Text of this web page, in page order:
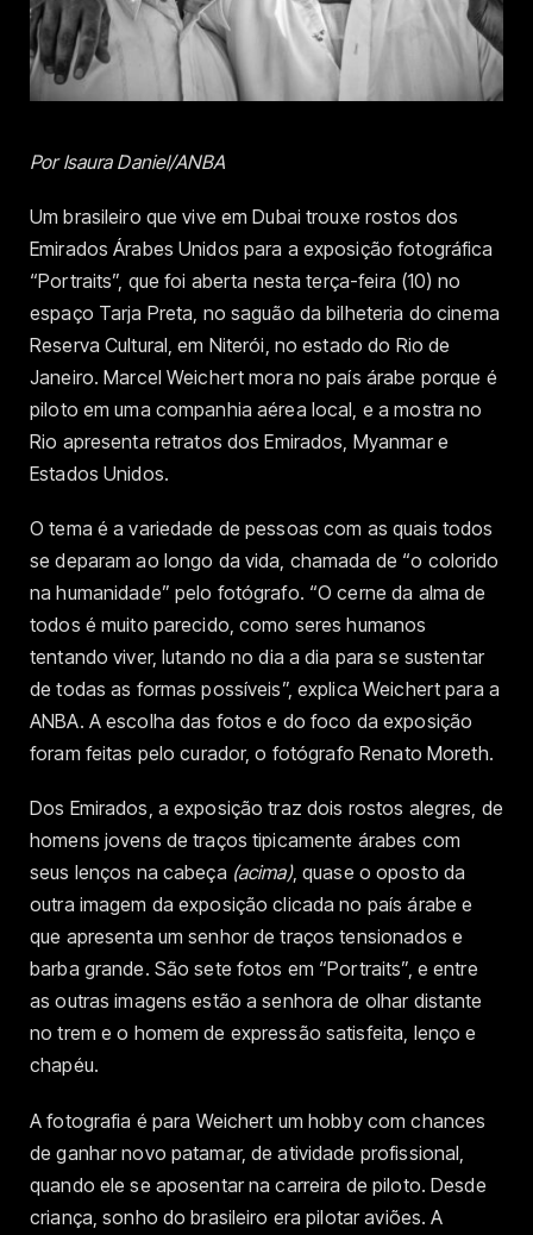
Por Isaura Daniel/ANBA
Um brasileiro que vive em Dubai trouxe rostos dos
Emirados Árabes Unidos para a exposição fotográfica
“Portraits”, que foi aberta nesta terça-feira (10) no
espaço Tarja Preta, no saguão da bilheteria do cinema
Reserva Cultural, em Niterói, no estado do Rio de
Janeiro. Marcel Weichert mora no país árabe porque é
piloto em uma companhia aérea local, e a mostra no
Rio apresenta retratos dos Emirados, Myanmar e
Estados Unidos.
O tema é a variedade de pessoas com as quais todos
se deparam ao longo da vida, chamada de “o colorido
na humanidade” pelo fotógrafo. “O cerne da alma de
todos é muito parecido, como seres humanos
tentando viver, lutando no dia a dia para se sustentar
de todas as formas possíveis”, explica Weichert para a
ANBA. A escolha das fotos e do foco da exposição
foram feitas pelo curador, o fotógrafo Renato Moreth.
Dos Emirados, a exposição traz dois rostos alegres, de
homens jovens de traços tipicamente árabes com
seus lenços na cabeça (acima), quase o oposto da
outra imagem da exposição clicada no país árabe e
que apresenta um senhor de traços tensionados e
barba grande. São sete fotos em “Portraits”, e entre
as outras imagens estão a senhora de olhar distante
no trem e o homem de expressão satisfeita, lenço e
chapéu.
A fotografia é para Weichert um hobby com chances
de ganhar novo patamar, de atividade profissional,
quando ele se aposentar na carreira de piloto. Desde
criança, sonho do brasileiro era pilotar aviões. A